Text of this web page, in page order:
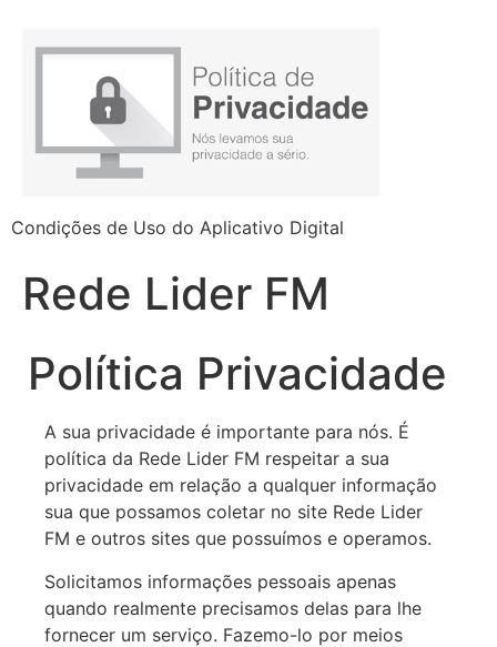
Condições de Uso do Aplicativo Digital
Rede Lider FM
Política Privacidade
A sua privacidade é importante para nós. É
política da Rede Lider FM respeitar a sua
privacidade em relação a qualquer informação
sua que possamos coletar no site Rede Lider
FM e outros sites que possuímos e operamos.
Solicitamos informações pessoais apenas
quando realmente precisamos delas para lhe
fornecer um serviço. Fazemo-lo por meios